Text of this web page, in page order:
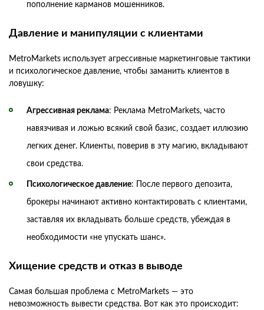
пополнение карманов мошенников.
Давление и манипуляции с клиентами
MetroMarkets использует агрессивные маркетинговые тактики
и психологическое давление, чтобы заманить клиентов в
ловушку:
Агрессивная реклама: Реклама MetroMarkets, часто
навязчивая и ложью всякий свой базис, создает иллюзию
легких денег. Клиенты, поверив в эту магию, вкладывают
свои средства.
Психологическое давление: После первого депозита,
брокеры начинают активно контактировать с клиентами,
заставляя их вкладывать больше средств, убеждая в
необходимости «не упускать шанс».
Хищение средств и отказ в выводе
Самая большая проблема с MetroMarkets — это
невозможность вывести средства. Вот как это происходит: